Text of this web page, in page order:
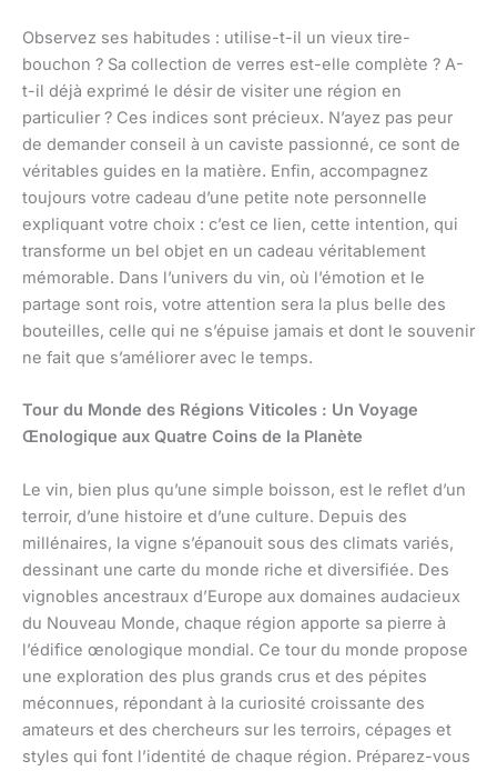
Observez ses habitudes : utilise-t-il un vieux tire-
bouchon ? Sa collection de verres est-elle complète ? A-
t-il déjà exprimé le désir de visiter une région en
particulier ? Ces indices sont précieux. N’ayez pas peur
de demander conseil à un caviste passionné, ce sont de
véritables guides en la matière. Enfin, accompagnez
toujours votre cadeau d’une petite note personnelle
expliquant votre choix : c’est ce lien, cette intention, qui
transforme un bel objet en un cadeau véritablement
mémorable. Dans l’univers du vin, où l’émotion et le
partage sont rois, votre attention sera la plus belle des
bouteilles, celle qui ne s’épuise jamais et dont le souvenir
ne fait que s’améliorer avec le temps.
Tour du Monde des Régions Viticoles : Un Voyage
Œnologique aux Quatre Coins de la Planète
Le vin, bien plus qu’une simple boisson, est le reflet d’un
terroir, d’une histoire et d’une culture. Depuis des
millénaires, la vigne s’épanouit sous des climats variés,
dessinant une carte du monde riche et diversifiée. Des
vignobles ancestraux d’Europe aux domaines audacieux
du Nouveau Monde, chaque région apporte sa pierre à
l’édifice œnologique mondial. Ce tour du monde propose
une exploration des plus grands crus et des pépites
méconnues, répondant à la curiosité croissante des
amateurs et des chercheurs sur les terroirs, cépages et
styles qui font l’identité de chaque région. Préparez-vous